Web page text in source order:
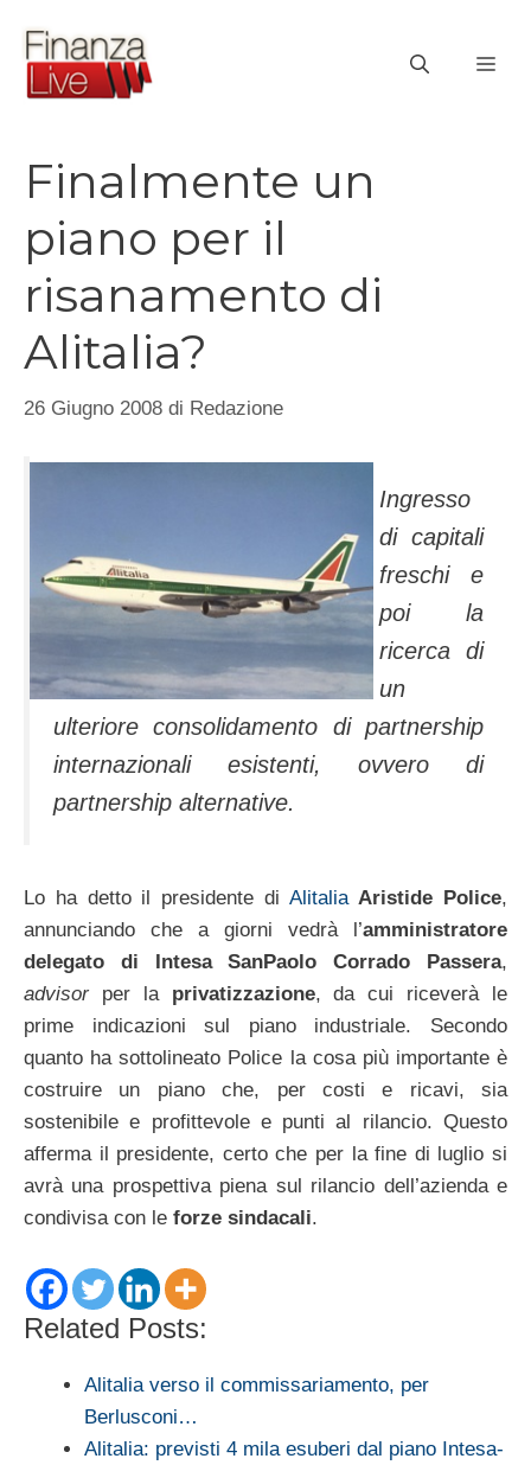
contenuto
Finalmente un
piano per il
risanamento di
Alitalia?
26 Giugno 2008 di Redazione
Ingresso
di capitali
freschi e
poi la
ricerca di
un
ulteriore consolidamento di partnership
internazionali esistenti, ovvero di
partnership alternative.
Lo ha detto il presidente di Alitalia Aristide Police,
annunciando che a giorni vedrà l’amministratore
delegato di Intesa SanPaolo Corrado Passera,
advisorper la privatizzazione, da cui riceverà le
prime indicazioni sul piano industriale. Secondo
quanto ha sottolineato Police la cosa più importante è
costruire un piano che, per costi e ricavi, sia
sostenibile e profittevole e punti al rilancio. Questo
afferma il presidente, certo che per la fine di luglio si
avrà una prospettiva piena sul rilancio dell’azienda e
condivisa con le forze sindacali.
Related Posts:
Alitalia verso il commissariamento, per
Berlusconi…
Alitalia: previsti 4 mila esuberi dal piano Intesa-